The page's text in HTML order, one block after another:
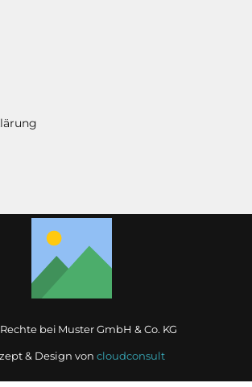
bei Muster GmbH & Co. KG
& Design von cloudconsult